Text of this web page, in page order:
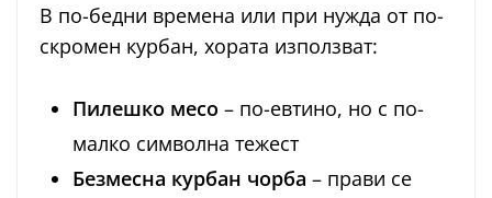
В по-бедни времена или при нужда от по-
скромен курбан, хората използват:
Пилешко месо – по-евтино, но с по-
малко символна тежест
Безмесна курбан чорба – прави се